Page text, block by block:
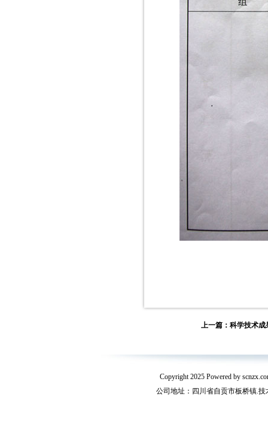
上一篇：科学技术成
Copyright 2025 Powered by
公司地址：四川省自贡市板桥镇.技